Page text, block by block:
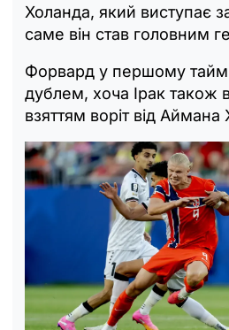
Холанда, який виступає
саме він став головним
Форвард у першому таймі
дублем, хоча Ірак також
взяттям воріт від Аймана